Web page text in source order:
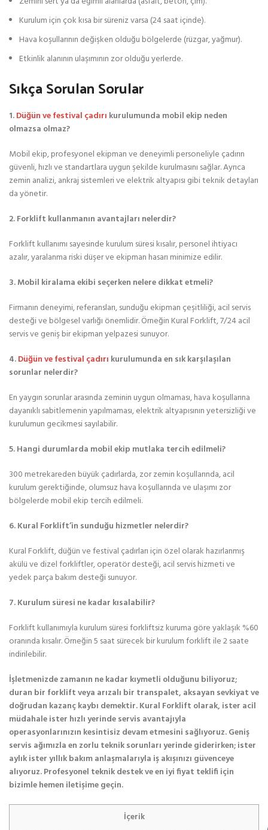
Kurulum için çok kısa bir süreniz varsa (24 saat içinde).
Hava koşullarının değişken olduğu bölgelerde (rüzgar, yağmur).
Etkinlik alanının ulaşımının zor olduğu yerlerde.
Sıkça Sorulan Sorular
1.Düğün ve festival çadırı kurulumunda mobil ekip neden
olmazsa olmaz?
Mobil ekip, profesyonel ekipman ve deneyimli personeliyle çadırın
güvenli, hızlı ve standartlara uygun şekilde kurulmasını sağlar. Ayrıca
zemin analizi, ankraj sistemleri ve elektrik altyapısı gibi teknik detayları
da yönetir.
2. Forklift kullanmanın avantajları nelerdir?
Forklift kullanımı sayesinde kurulum süresi kısalır, personel ihtiyacı
azalır, yaralanma riski düşer ve ekipman hasarı minimize edilir.
3. Mobil kiralama ekibi seçerken nelere dikkat etmeli?
Firmanın deneyimi, referansları, sunduğu ekipman çeşitliliği, acil servis
desteği ve bölgesel varlığı önemlidir. Örneğin Kural Forklift, 7/24 acil
servis ve geniş bir ekipman yelpazesi sunuyor.
4.Düğün ve festival çadırı kurulumunda en sık karşılaşılan
sorunlar nelerdir?
En yaygın sorunlar arasında zeminin uygun olmaması, hava koşullarına
dayanıklı sabitlemenin yapılmaması, elektrik altyapısının yetersizliği ve
kurulumun gecikmesi sayılabilir.
5. Hangi durumlarda mobil ekip mutlaka tercih edilmeli?
300 metrekareden büyük çadırlarda, zor zemin koşullarında, acil
kurulum gerektiğinde, olumsuz hava koşullarında ve ulaşımı zor
bölgelerde mobil ekip tercih edilmeli.
6. Kural Forklift’in sunduğu hizmetler nelerdir?
Kural Forklift, düğün ve festival çadırları için özel olarak hazırlanmış
akülü ve dizel forkliftler, operatör desteği, acil servis hizmeti ve
yedek parça bakım desteği sunuyor.
7. Kurulum süresi ne kadar kısalabilir?
Forklift kullanımıyla kurulum süresi forkliftsiz kuruma göre yaklaşık %60
oranında kısalır. Örneğin 5 saat sürecek bir kurulum forklift ile 2 saate
indirilebilir.
İşletmenizde zamanın ne kadar kıymetli olduğunu biliyoruz;
duran bir forklift veya arızalı bir transpalet, aksayan sevkiyat ve
doğrudan kazanç kaybı demektir. Kural Forklift olarak, ister acil
müdahale ister hızlı yerinde servis avantajıyla
operasyonlarınızın kesintisiz devam etmesini sağlıyoruz. Geniş
servis ağımızla en zorlu teknik sorunları yerinde giderirken; ister
aylık ister yıllık bakım anlaşmalarıyla iş akışınızı güvenceye
alıyoruz. Profesyonel teknik destek ve en iyi fiyat teklifi için
bizimle hemen iletişime geçin.
İçerik